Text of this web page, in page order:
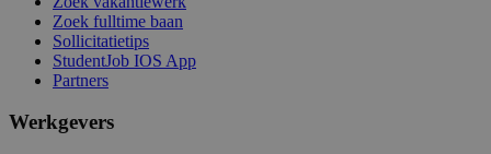
Zoek fulltime baan
Sollicitatietips
StudentJob IOS App
Partners
Werkgevers